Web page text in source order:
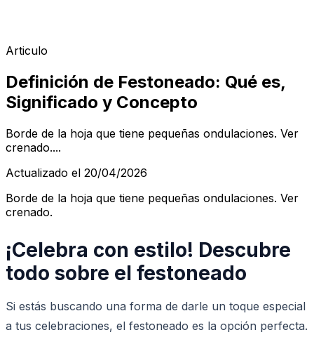
Articulo
Definición de Festoneado: Qué es,
Significado y Concepto
Borde de la hoja que tiene pequeñas ondulaciones. Ver
crenado....
Actualizado el 20/04/2026
Borde de la hoja que tiene pequeñas ondulaciones. Ver
crenado.
¡Celebra con estilo! Descubre
todo sobre el festoneado
Si estás buscando una forma de darle un toque especial
a tus celebraciones, el festoneado es la opción perfecta.